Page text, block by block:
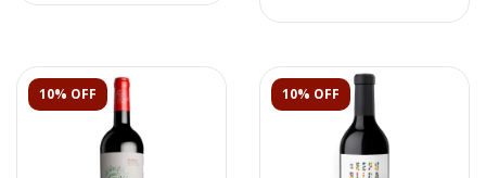
10% OFF 10% OFF